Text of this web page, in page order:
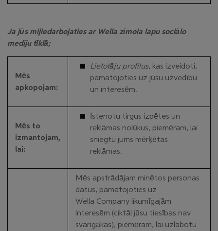
Ja jūs mijiedarbojaties ar Wella zīmola lapu sociālo
mediju tīklā;
Mēs
apkopojam:
Lietotāju profilus, kas izveidoti,
pamatojoties uz jūsu uzvedību
un interesēm.
Mēs to
izmantojam,
lai:
Īstenotu tirgus izpētes un
reklāmas nolūkus, piemēram, lai
sniegtu jums mērķētas
reklāmas.
Mēs apstrādājam minētos personas
datus, pamatojoties uz
Wella Company likumīgajām
interesēm (ciktāl jūsu tiesības nav
svarīgākas), piemēram, lai uzlabotu